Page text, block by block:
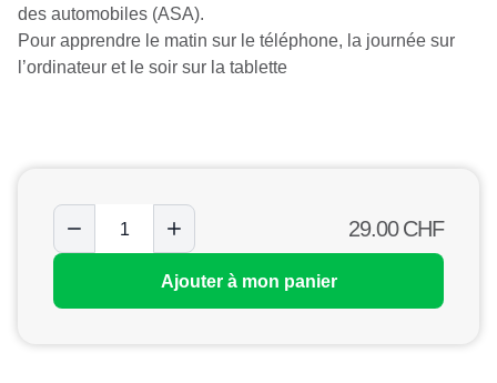
des automobiles (ASA).
Pour apprendre le matin sur le téléphone, la journée sur
l’ordinateur et le soir sur la tablette
29.00CHF
Ajouter à mon panier